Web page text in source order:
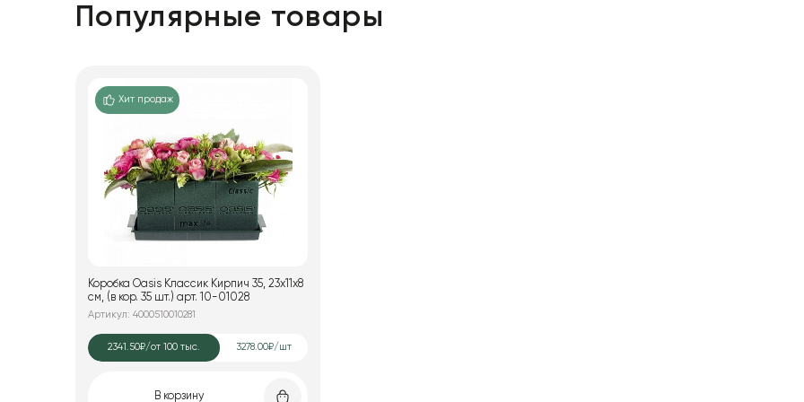
Хлопок
Сухоцветы в ассортименте
Популярные товары
Хит продаж
Коробка Oasis Классик Кирпич 35, 23x11x8
см, (в кор. 35 шт.) арт. 10-01028
Артикул: 4000510010281
2341.50₽/от 100 тыс. 3278.00₽/шт
В корзину